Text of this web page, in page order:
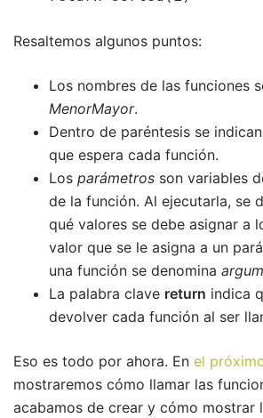
Resaltemos algunos puntos:
Los nombres de las funciones
MenorMayor.
Dentro de paréntesis se
que espera cada función.
Los parámetros son variables
de la función. Al ejecutarla, se
qué valores se debe asignar a
valor que se le asigna a un
una función se denomina
La palabra clave return indica
devolver cada función al ser
Eso es todo por ahora. En el
mostraremos cómo llamar las
acabamos de crear y cómo mostrar